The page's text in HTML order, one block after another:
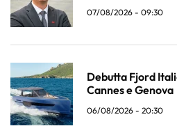
07/08/2026 - 09:30
Debutta Fjord
Cannes e Genova
06/08/2026 - 20:30